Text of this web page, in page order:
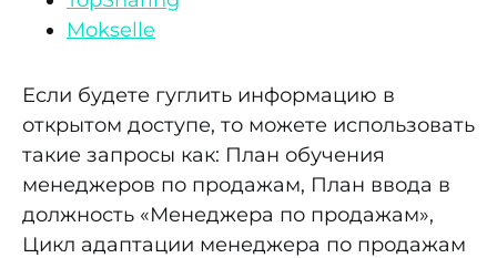
Mokselle
Если будете гуглить информацию в
открытом доступе, то можете использовать
такие запросы как: План обучения
менеджеров по продажам, План ввода в
должность «Менеджера по продажам»,
Цикл адаптации менеджера по продажам